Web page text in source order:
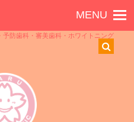
防歯科・審美歯科・ホワイトニング